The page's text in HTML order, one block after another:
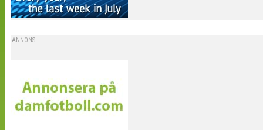
ANNONS